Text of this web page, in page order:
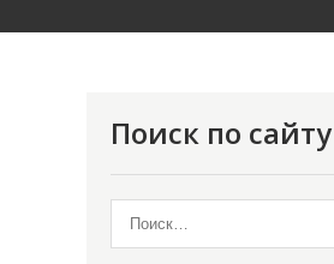
Поиск по сайту